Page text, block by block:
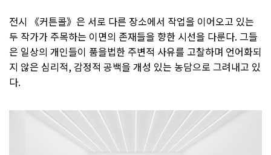
전시 《커튼콜》은 서로 다른 장소에서 작업을 이어오고 있는
두 작가가 주목하는 이면의 존재들을 향한 시선을 다룬다. 그들
은 일상의 개인들이 품을법한 주변적 사유를 고찰하며 언어화되
지 않은 심리적, 감정적 공백을 개성 있는 농담으로 그려내고 있
다.